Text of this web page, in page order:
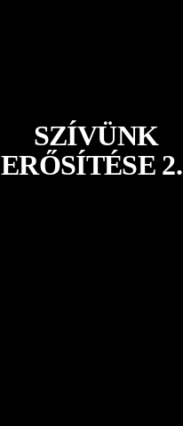
SZÍVÜNK
ERŐSÍTÉSE 2.